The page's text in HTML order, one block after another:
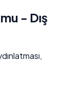
- Dış